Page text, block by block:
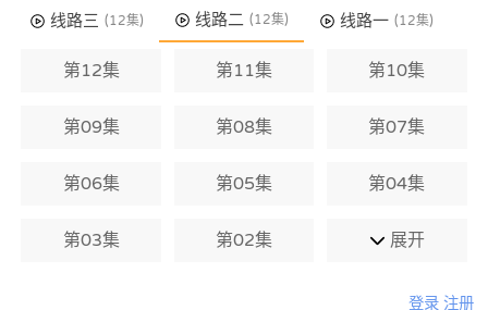
线路三 (12集) 线路二 (12集) 线路一 (12集)
第12集 第11集 第10集
第09集 第08集 第07集
第06集 第05集 第04集
第03集 第02集 展开
登录 注册